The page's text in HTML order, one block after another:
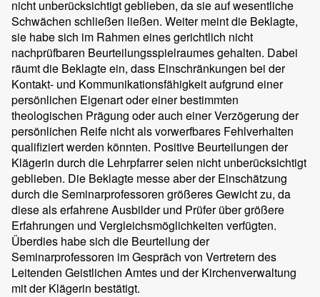
nicht unberücksichtigt geblieben, da sie auf wesentliche
Schwächen schließen ließen. Weiter meint die Beklagte,
sie habe sich im Rahmen eines gerichtlich nicht
nachprüfbaren Beurteilungsspielraumes gehalten. Dabei
räumt die Beklagte ein, dass Einschränkungen bei der
Kontakt- und Kommunikationsfähigkeit aufgrund einer
persönlichen Eigenart oder einer bestimmten
theologischen Prägung oder auch einer Verzögerung der
persönlichen Reife nicht als vorwerfbares Fehlverhalten
qualifiziert werden könnten. Positive Beurteilungen der
Klägerin durch die Lehrpfarrer seien nicht unberücksichtigt
geblieben. Die Beklagte messe aber der Einschätzung
durch die Seminarprofessoren größeres Gewicht zu, da
diese als erfahrene Ausbilder und Prüfer über größere
Erfahrungen und Vergleichsmöglichkeiten verfügten.
Überdies habe sich die Beurteilung der
Seminarprofessoren im Gespräch von Vertretern des
Leitenden Geistlichen Amtes und der Kirchenverwaltung
mit der Klägerin bestätigt.